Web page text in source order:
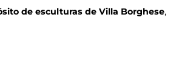
de esculturas de Villa Borghese,